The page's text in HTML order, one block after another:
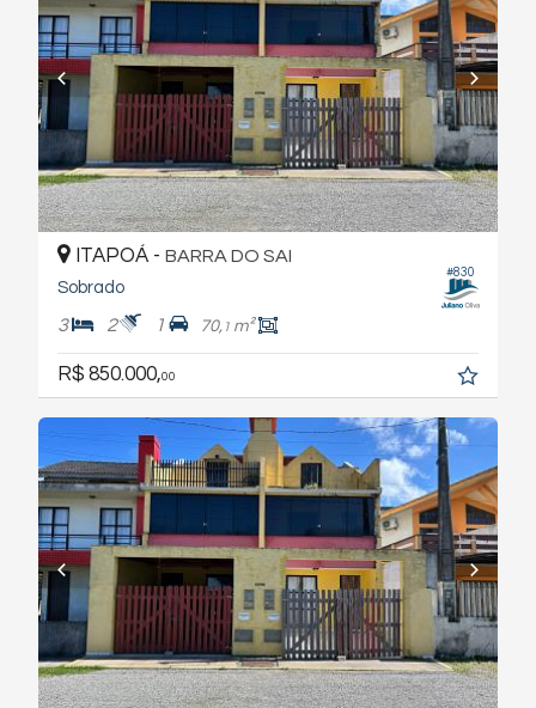
#830
ITAPOÁ - BARRA DO SAI
Sobrado
3 2 1 70, 1 m²
R$ 850.000,00